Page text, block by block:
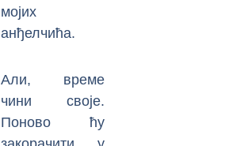
мојих
анђелчића.
Али, време
чини своје.
Поново ћу